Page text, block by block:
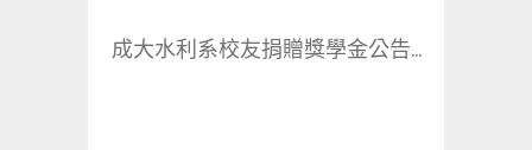
成大水利系校友捐贈獎學金公告...